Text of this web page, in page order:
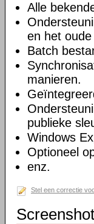
Alle
en het oude
Batch
manieren.
publieke
Windows
Optioneel
enz.
Stel een correctie